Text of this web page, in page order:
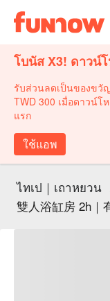
โบนัส X3! ดาวน์
รับส่วนลดเป็นของขวั
TWD 300 เมื่อดาวน์
แรก
ใช้แอพ
ไทเป｜เถาหยวน
雙人浴缸房 2h｜